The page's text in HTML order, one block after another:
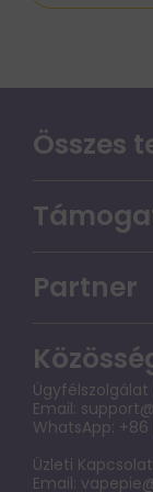
Összes
VAPEPIE Matrix
VAPEPIE PRO
VAPEPIE Max
VAPEPIE
VAPEPIE Mega
VAPEPIE x TK
Exkluziv
Szállítási
GYIK
Partner
Vapepie-hu
VAPEPIE-HU
Email:
WhatsApp: +86
Üzleti
Email: